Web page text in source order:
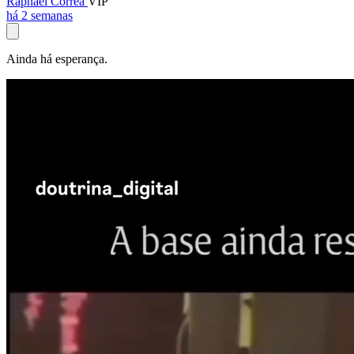
há 2 semanas
Ainda há esperança.